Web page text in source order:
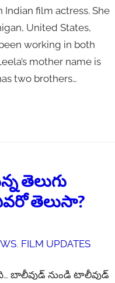
Indian film actress. She
United States,
working in both
mother name is
two brothers…
తెలుగు
తెలుసా?
, FILM UPDATES
బాలీవుడ్ నుండి టాలీవుడ్